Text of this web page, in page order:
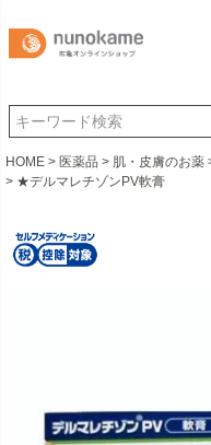
HOME 医薬品 肌・皮膚のお薬
★デルマレチゾンPV軟膏